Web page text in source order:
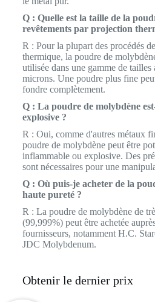
Q : Quelle est la taille de la
revêtements par projection
R : Pour la plupart des procédés
thermique, la poudre de
utilisée dans une gamme de
microns. Une poudre plus fine
fondre complètement.
Q : La poudre de molybdène
explosive ?
R : Oui, comme d'autres métaux
poudre de molybdène peut être
inflammable ou explosive. Des
sont nécessaires pour une
Q : Où puis-je acheter de la
haute pureté ?
R : La poudre de molybdène de
(99,999%) peut être achetée
fournisseurs, notamment H.C.
JDC Molybdenum.
Obtenir le dernier prix